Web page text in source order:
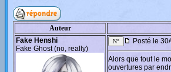
Auteur
Fake Henshi
Fake Ghost (no, really)
Posté le
Alors que tout le
ouvertures par